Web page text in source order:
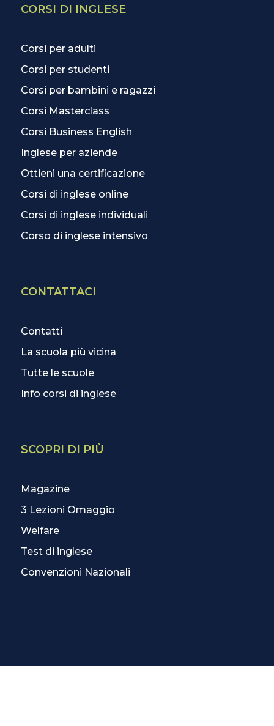
CORSI DI INGLESE
Corsi per adulti
Corsi per studenti
Corsi per bambini e ragazzi
Corsi Masterclass
Corsi Business English
Inglese per aziende
Ottieni una certificazione
Corsi di inglese online
Corsi di inglese individuali
Corso di inglese intensivo
CONTATTACI
Contatti
La scuola più vicina
Tutte le scuole
Info corsi di inglese
SCOPRI DI PIÙ
Magazine
3 Lezioni Omaggio
Welfare
Test di inglese
Convenzioni Nazionali